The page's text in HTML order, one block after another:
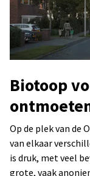
Biotoop
Op de plek van de
van elkaar
is druk, met veel
grote, vaak